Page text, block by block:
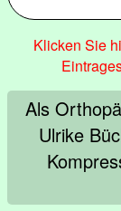
Klicken Sie
Als
Ulrike